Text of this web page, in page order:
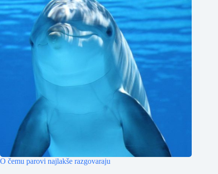
O čemu parovi najlakše razgovaraju